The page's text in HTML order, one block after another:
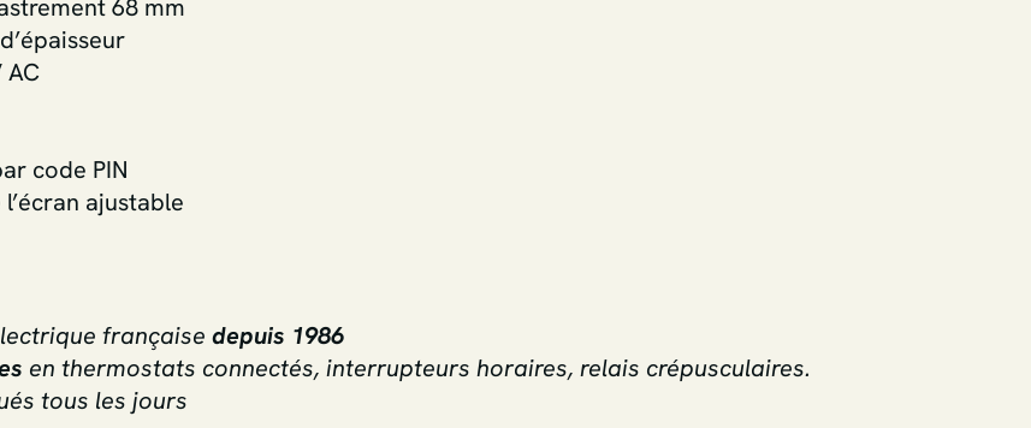
68 mm
code PIN
ajustable
françaisedepuis 1986
en thermostats connectés, interrupteurs horaires, relais crépusculaires.
tous les jours